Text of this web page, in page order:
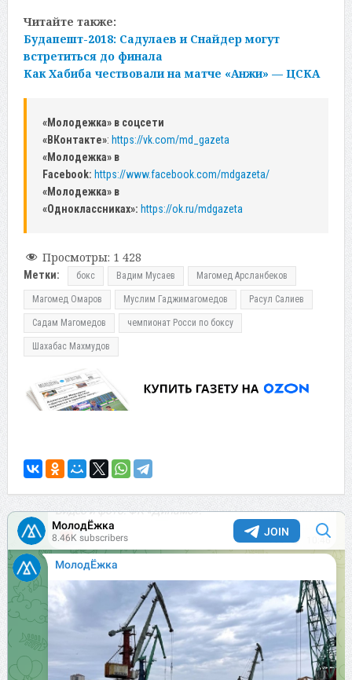
Читайте также:
Будапешт-2018: Садулаев и Снайдер могут
встретиться до финала
Как Хабиба чествовали на матче «Анжи» — ЦСКА
«Молодежка» в соцсети
«ВКонтакте»: https://vk.com/md_gazeta
«Молодежка» в
Facebook: https://www.facebook.com/mdgazeta/
«Молодежка» в
«Одноклассниках»: https://ok.ru/mdgazeta
Просмотры: 1 428
Метки: бокс Вадим Мусаев Магомед Арсланбеков
Магомед Омаров Муслим Гаджимагомедов Расул Салиев
Садам Магомедов чемпионат Росси по боксу
Шахабас Махмудов